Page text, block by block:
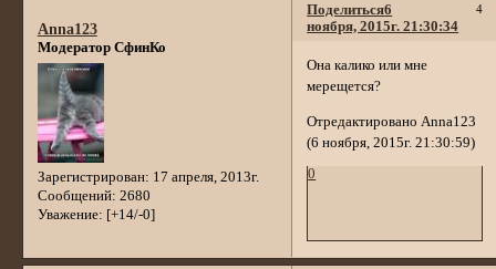
Поделиться 4
6
ноября, 2015г. 21:30:34
Anna123
Модератор СфинКо
Зарегистрирован: 17 апреля, 2013г.
Сообщений: 2680
Уважение: [+14/-0]
Она калико или мне
мерещется?
Отредактировано Anna123
(6 ноября, 2015г. 21:30:59)
0